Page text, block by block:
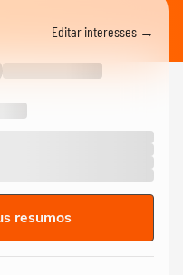
Editar interesses →
resumos